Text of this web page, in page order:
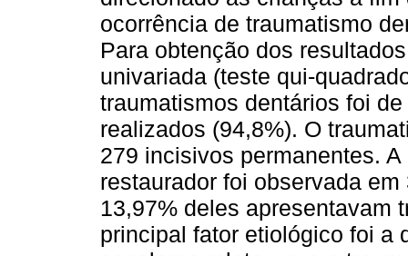
ocorrência de traumatismo
Para obtenção dos
univariada (teste qui-
traumatismos dentários foi
realizados (94,8%). O
279 incisivos permanentes.
restaurador foi observada
13,97% deles apresentavam
principal fator etiológico foi a